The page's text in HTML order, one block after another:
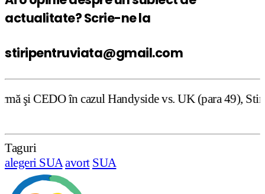
actualitate? Scrie-ne la
stiripentruviata@gmail.com
cazul Handyside vs. UK (para 49),
Taguri
alegeri SUAavort SUA